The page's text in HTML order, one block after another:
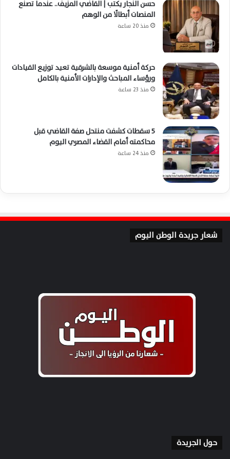
حسن النجار يكتب | القاضي المزيف.. عندما تصنع
المنصات أبطالًا من الوهم
منذ 20 ساعة
حركة أمنية موسعة بالشرقية تعيد توزيع القيادات
ورؤساء المباحث والإدارات الأمنية بالكامل
منذ 23 ساعة
5 سقطات كشفت منتحل صفة القاضي قبل
محاكمته أمام القضاء المصري اليوم
منذ 24 ساعة
شعار جريدة الوطن اليوم
حول الجريدة